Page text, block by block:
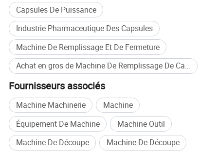
Pourquoi nous choisir?
Capsules De Puissance
Industrie Pharmaceutique Des Capsules
Machine De Remplissage Et De Fermeture
Achat en gros de Machine De Remplissage De Capsules De G&eacute;latine
Fournisseurs associés
Machine Machinerie
Machine
Équipement De Machine
Machine Outil
Machine De Découpe
Machine De Découpe